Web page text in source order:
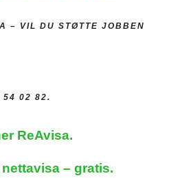
– VIL DU STØTTE JOBBEN
54 02 82.
ReAvisa.
– gratis.